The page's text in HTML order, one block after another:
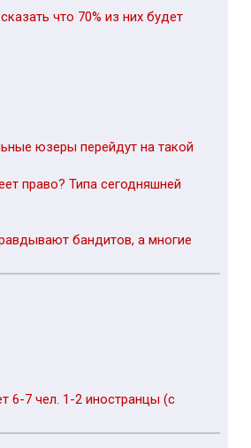
что 70% из них будет
юзеры перейдут на такой
право? Типа сегодняшней
бандитов, а многие
6-7 чел. 1-2 иностранцы (с